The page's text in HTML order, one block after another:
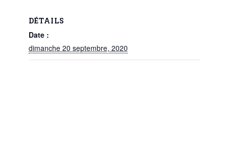
DÉTAILS
Date :
dimanche 20 septembre, 2020